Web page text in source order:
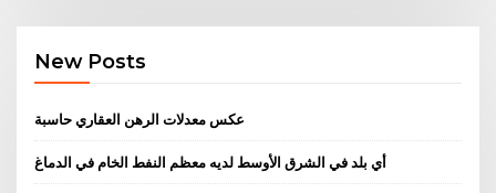
New Posts
عكس معدلات الرهن العقاري حاسبة
أي بلد في الشرق الأوسط لديه معظم النفط الخام في الدماغ